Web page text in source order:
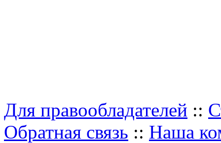
Для правообладателей ::
Обратная связь :: Наша